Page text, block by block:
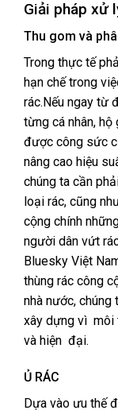
Giải pháp xử
Thu gom và
Trong thực tế
hạn chế trong
rác.Nếu ngay từ
từng cá nhân,
được công sức
nâng cao hiệu
chúng ta cần
loại rác, cũng
cộng chính
người dân vứt
Bluesky Việt
thùng rác công
nhà nước,
xây dựng vì môi
và hiện đại.
Ủ RÁC
Dựa vào ưu thế